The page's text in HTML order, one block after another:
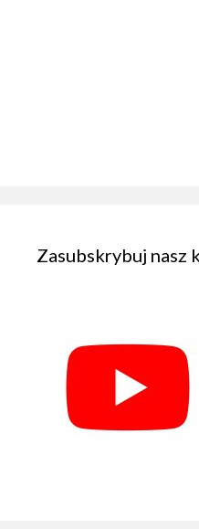
Zasubskrybuj nasz